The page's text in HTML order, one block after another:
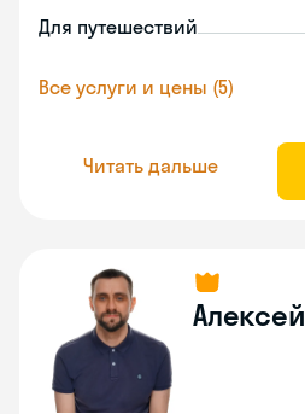
Для путешествий
Все услуги и цены (5)
Читать дальше
Алексей